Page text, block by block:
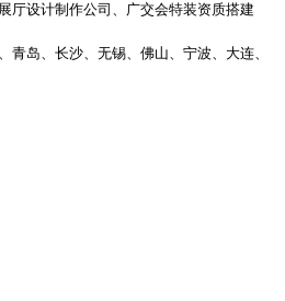
展厅设计制作公司、 广交会特装资质搭建
、青岛、长沙、无锡、佛山、宁波、 大连、